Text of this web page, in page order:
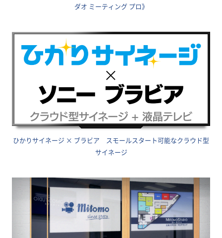
ダオ ミーティング プロ》
ひかりサイネージ × ブラビア スモールスタート可能なクラウド型
サイネージ